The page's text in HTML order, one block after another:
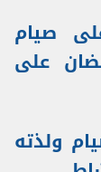
صيام
على
ولذته